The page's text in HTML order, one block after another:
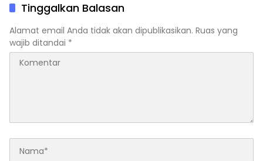
Tinggalkan Balasan
Alamat email Anda tidak akan dipublikasikan. Ruas yang
wajib ditandai *